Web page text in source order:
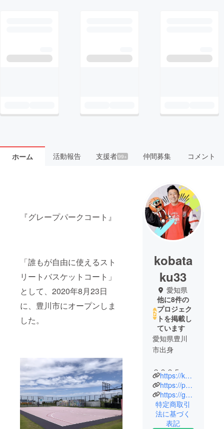
ホーム 活動報告 支援者99+ 仲間募集 コメント
『グレープパークコート』
「誰もが自由に使えるスト
リートバスケットコート」
として、2020年8月23日
に、豊川市にオープンしま
した。
kobata
ku33
愛知県
他に8件の
プロジェク
トを掲載し
ています
愛知県豊川
市出身
２００５年
（〜現
在）、愛知
県名古屋市
に本社を置
くZIP-FMで
https://kobataku33.com/
https://pharmacy-coffee-lab.com/
https://grapeparkcourt.com/
特定商取引
法に基づく
表記